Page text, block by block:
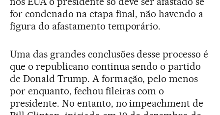
for condenado na etapa final, não havendo a
figura do afastamento temporário.
Uma das grandes conclusões desse processo é
que o republicano continua sendo o partido
de Donald Trump. A formação, pelo menos
por enquanto, fechou fileiras com o
presidente. No entanto, no impeachment de